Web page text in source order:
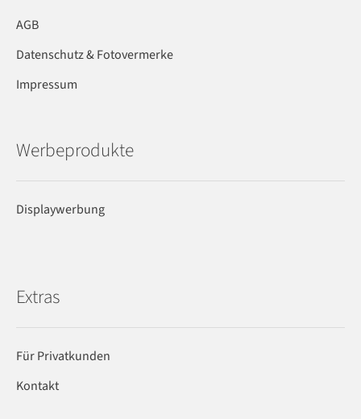
AGB
Datenschutz & Fotovermerke
Impressum
Werbeprodukte
Displaywerbung
Extras
Für Privatkunden
Kontakt